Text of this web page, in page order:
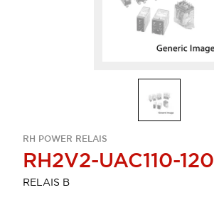
RH POWER RELAIS
RH2V2-UAC110-120
RELAIS B